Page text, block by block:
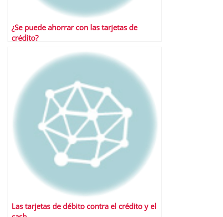
¿Se puede ahorrar con las tarjetas de
crédito?
Las tarjetas de débito contra el crédito y el